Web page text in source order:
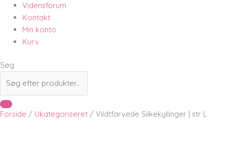
Vidensforum
Kontakt
Min konto
Kurv
Søg
Forside / Ukategoriseret / Vildtfarvede Silkekyllinger | str L